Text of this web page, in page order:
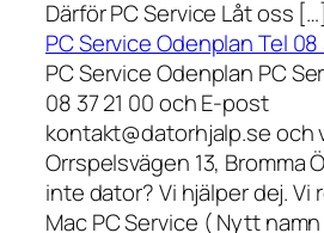
Därför PC Service Låt oss […]
PC Service Odenplan Tel 08
PC Service Odenplan PC
08 37 21 00 och E-post
kontakt@datorhjalp.se och
Orrspelsvägen 13, Bromma
inte dator? Vi hjälper dej. Vi
Mac PC Service ( Nytt